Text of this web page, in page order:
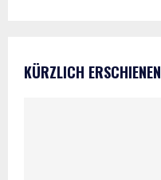
KÜRZLICH ERSCHIENEN